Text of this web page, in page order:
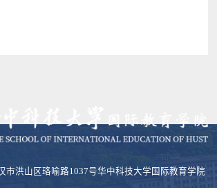
洪山区珞喻路1037号华中科技大学国际教育学院